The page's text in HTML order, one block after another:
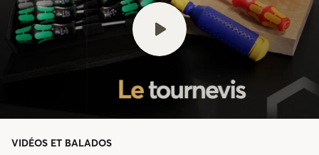
VIDÉOS ET BALADOS